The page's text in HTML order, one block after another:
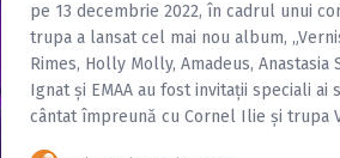
pe 13 decembrie 2022, în cadrul unui
trupa a lansat cel mai nou album,
Rimes, Holly Molly, Amadeus, Anastasia
Ignat și EMAA au fost invitații speciali ai
cântat împreună cu Cornel Ilie și trupa